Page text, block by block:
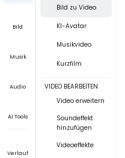
Bild
Musik
Audio
AI Tools
Verlauf
Bild zu Video
KI-Avatar
Musikvideo
Kurzfilm
VIDEO BEARBEITEN
Video erweitern
Soundeffekt
hinzufügen
Videoeffekte